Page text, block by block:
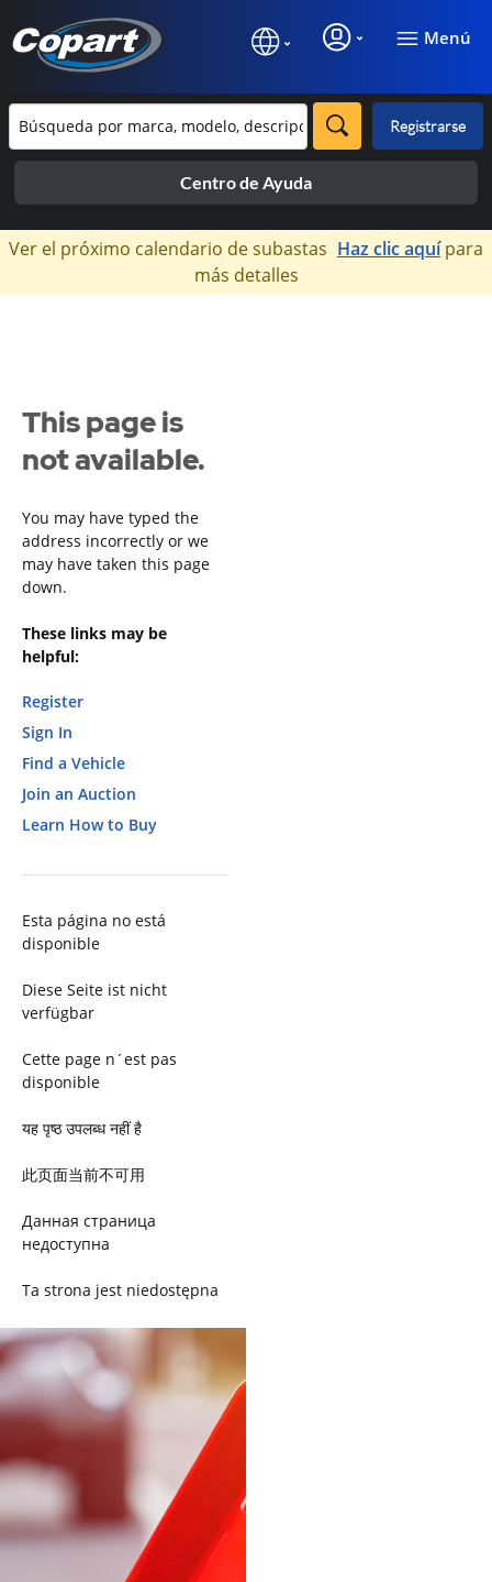
Menú
Registrarse
Centro de Ayuda
×
Ver el próximo calendario de subastas Haz clic aquípara
más detalles
This page is
not available.
You may have typed the
address incorrectly or we
may have taken this page
down.
These links may be
helpful:
Register
Sign In
Find a Vehicle
Join an Auction
Learn How to Buy
Esta página no está
disponible
Diese Seite ist nicht
verfügbar
Cette page n´est pas
disponible
यह पृष्ठ उपलब्ध नहीं है
此页面当前不可用
Данная страница
недоступна
Ta strona jest niedostępna
Trang này không có
Esta página não está
disponível
このページは現在利用できま
せん
Pagina non disponibile
هذه الصفحة غير متوفرة